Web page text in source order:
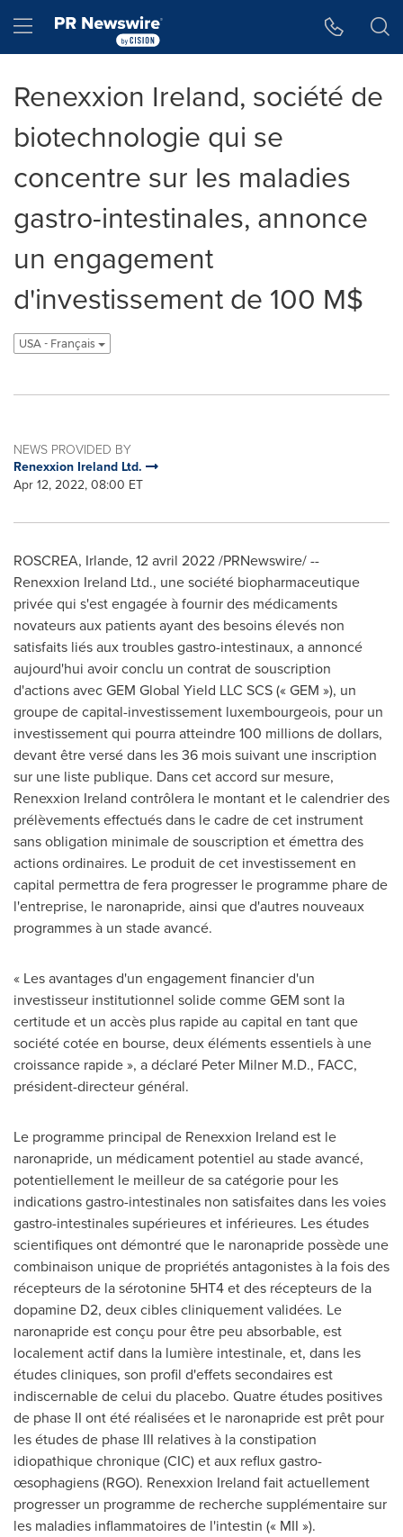
Hamburger menu
Renexxion Ireland, société de
biotechnologie qui se
concentre sur les maladies
gastro-intestinales, annonce
un engagement
d'investissement de 100 M$
USA - Français
NEWS PROVIDED BY
Renexxion Ireland Ltd.
Apr 12, 2022, 08:00 ET
ROSCREA, Irlande, 12 avril 2022 /PRNewswire/ --
Renexxion Ireland Ltd., une société biopharmaceutique
privée qui s'est engagée à fournir des médicaments
novateurs aux patients ayant des besoins élevés non
satisfaits liés aux troubles gastro-intestinaux, a annoncé
aujourd'hui avoir conclu un contrat de souscription
d'actions avec GEM Global Yield LLC SCS (« GEM »), un
groupe de capital-investissement luxembourgeois, pour un
investissement qui pourra atteindre 100 millions de dollars,
devant être versé dans les 36 mois suivant une inscription
sur une liste publique. Dans cet accord sur mesure,
Renexxion Ireland contrôlera le montant et le calendrier des
prélèvements effectués dans le cadre de cet instrument
sans obligation minimale de souscription et émettra des
actions ordinaires. Le produit de cet investissement en
capital permettra de fera progresser le programme phare de
l'entreprise, le naronapride, ainsi que d'autres nouveaux
programmes à un stade avancé.
« Les avantages d'un engagement financier d'un
investisseur institutionnel solide comme GEM sont la
certitude et un accès plus rapide au capital en tant que
société cotée en bourse, deux éléments essentiels à une
croissance rapide », a déclaré Peter Milner M.D., FACC,
président-directeur général.
Le programme principal de Renexxion Ireland est le
naronapride, un médicament potentiel au stade avancé,
potentiellement le meilleur de sa catégorie pour les
indications gastro-intestinales non satisfaites dans les voies
gastro-intestinales supérieures et inférieures. Les études
scientifiques ont démontré que le naronapride possède une
combinaison unique de propriétés antagonistes à la fois des
récepteurs de la sérotonine 5HT4 et des récepteurs de la
dopamine D2, deux cibles cliniquement validées. Le
naronapride est conçu pour être peu absorbable, est
localement actif dans la lumière intestinale, et, dans les
études cliniques, son profil d'effets secondaires est
indiscernable de celui du placebo. Quatre études positives
de phase II ont été réalisées et le naronapride est prêt pour
les études de phase III relatives à la constipation
idiopathique chronique (CIC) et aux reflux gastro-
œsophagiens (RGO). Renexxion Ireland fait actuellement
progresser un programme de recherche supplémentaire sur
les maladies inflammatoires de l'intestin (« MII »).